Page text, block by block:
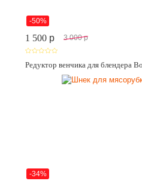
-50%
1 500 p 3 000 p
Редуктор венчика для блендера
-34%